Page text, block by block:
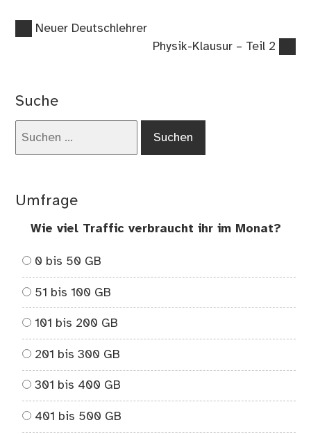
Beitragsnavigation
Vorheriger
Neuer Deutschlehrer
Nächster
Physik-Klausur – Teil 2
Suche
Umfrage
Wie viel Traffic verbraucht ihr im Monat?
0 bis 50 GB
51 bis 100 GB
101 bis 200 GB
201 bis 300 GB
301 bis 400 GB
401 bis 500 GB